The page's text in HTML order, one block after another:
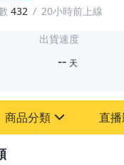
432 20小時前上線
出貨速度
-- 天
商品分類 直